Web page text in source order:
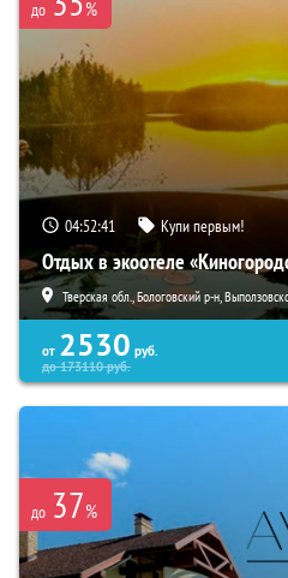
до %
04:52:39 Купи первым!
Отдых в экоотеле
Тверская обл., Бологовский р-н,
от 2530 руб.
до173110руб.
до 37%